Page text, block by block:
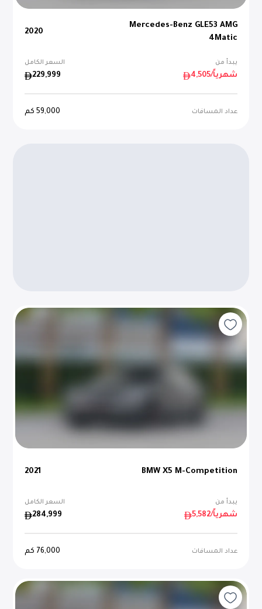
Mercedes-Benz GLE53 AMG
4Matic
2020
يبدأ من السعر الكامل
4,505 /شهرياً 229,999
عداد المسافات 59,000 كم
BMW X5 M-Competition
2021
يبدأ من السعر الكامل
5,582 /شهرياً 284,999
عداد المسافات 76,000 كم